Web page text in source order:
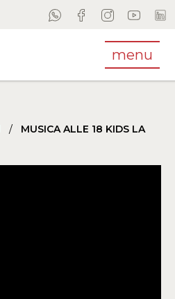
menu
/
MUSICA ALLE 18 KIDS LA